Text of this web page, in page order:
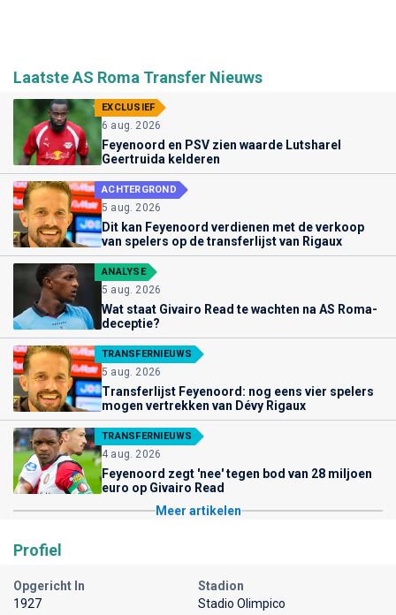
Laatste AS Roma Transfer Nieuws
EXCLUSIEF
6 aug. 2026
Feyenoord en PSV zien waarde Lutsharel
Geertruida kelderen
ACHTERGROND
5 aug. 2026
Dit kan Feyenoord verdienen met de verkoop
van spelers op de transferlijst van Rigaux
ANALYSE
5 aug. 2026
Wat staat Givairo Read te wachten na AS Roma-
deceptie?
TRANSFERNIEUWS
5 aug. 2026
Transferlijst Feyenoord: nog eens vier spelers
mogen vertrekken van Dévy Rigaux
TRANSFERNIEUWS
4 aug. 2026
Feyenoord zegt 'nee' tegen bod van 28 miljoen
euro op Givairo Read
Meer artikelen
Profiel
Opgericht In
1927
Stadion
Stadio Olimpico